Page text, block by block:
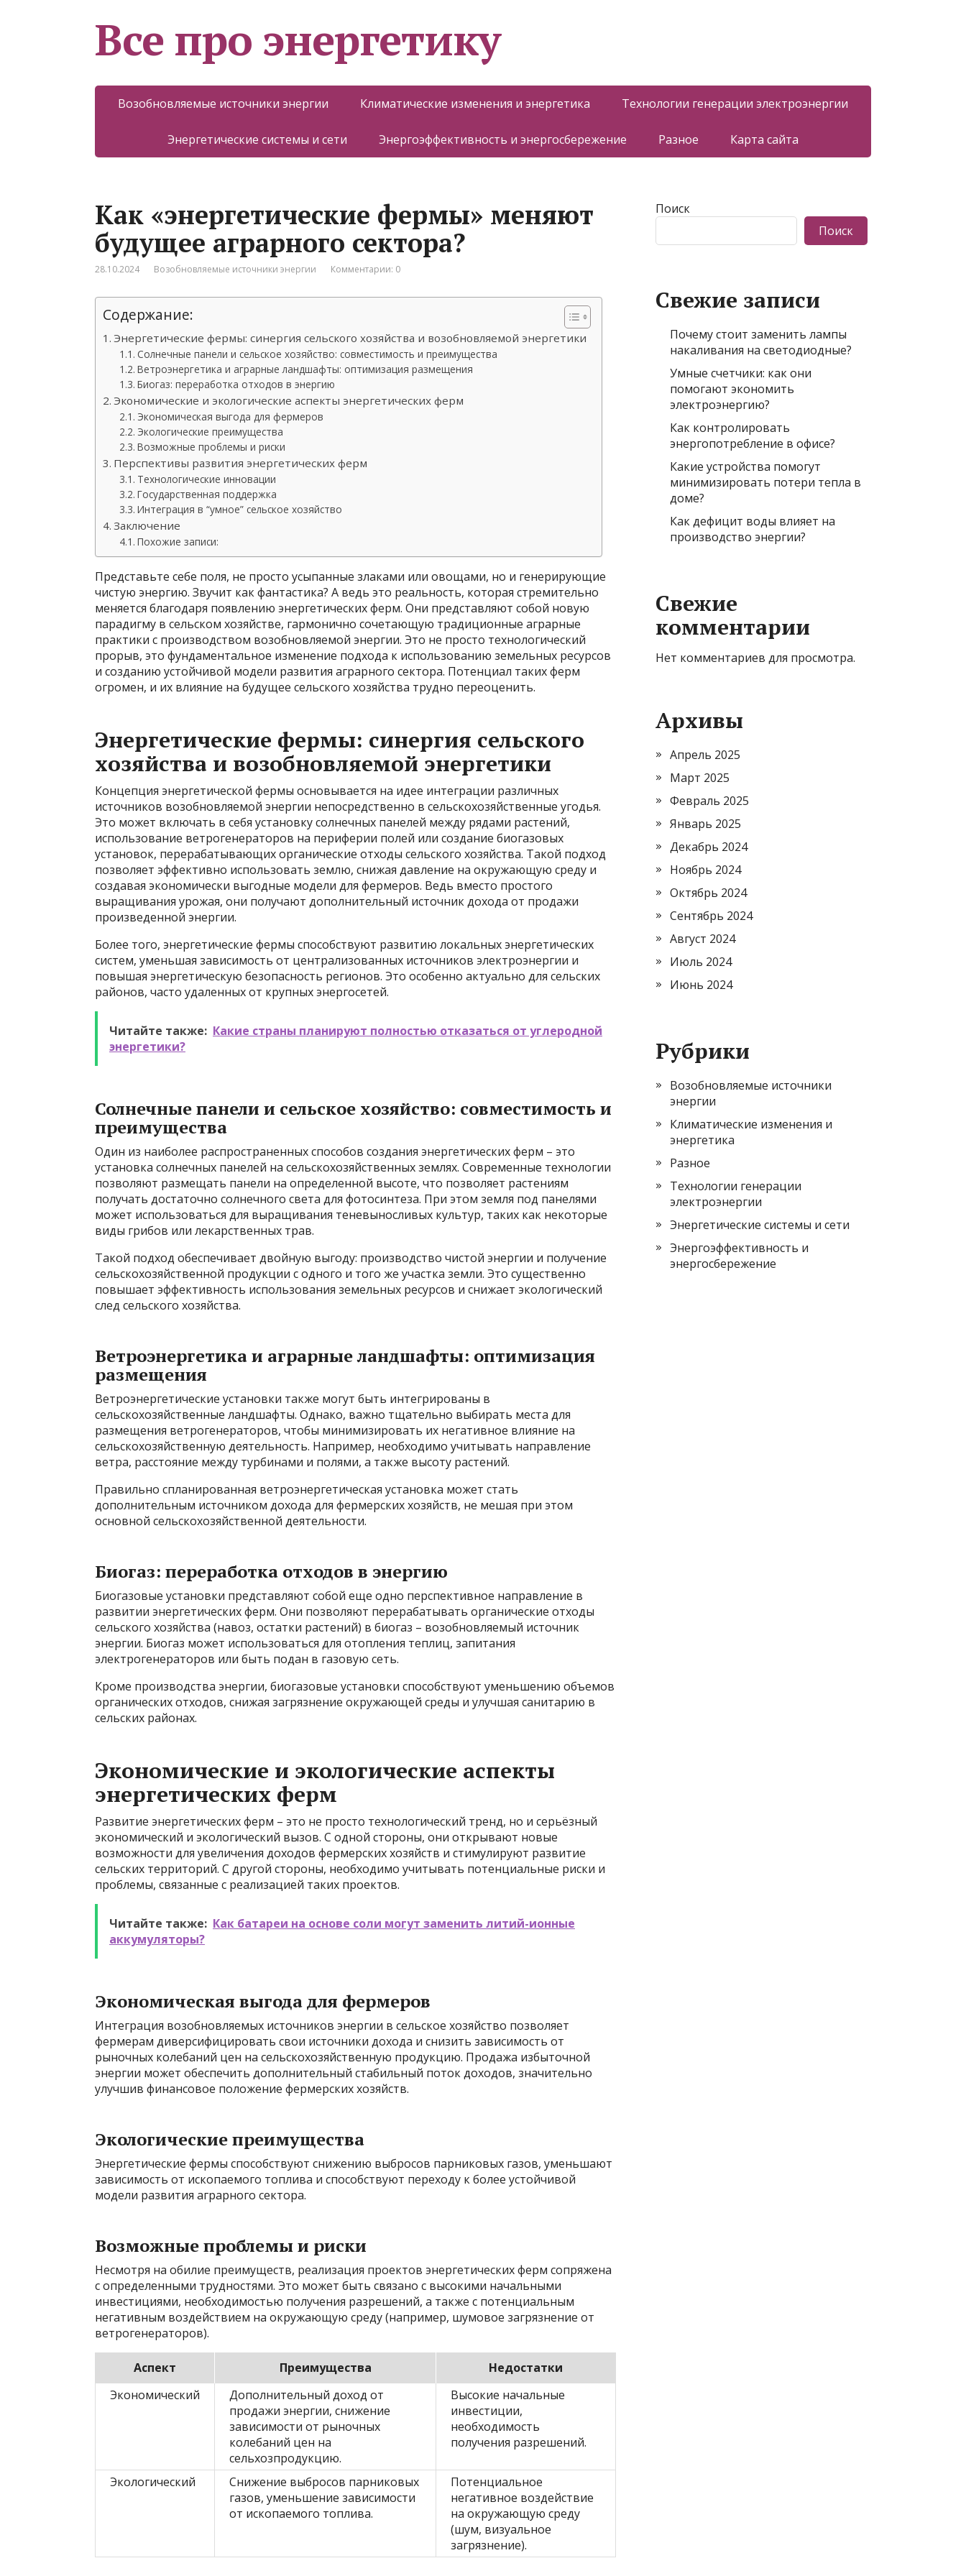
Все про энергетику
Возобновляемые источники энергии Климатические изменения и энергетика Технологии генерации электроэнергии
Энергетические системы и сети Энергоэффективность и энергосбережение Разное Карта сайта
Как «энергетические фермы» меняют
будущее аграрного сектора?
28.10.2024 Возобновляемые источники энергии Комментарии: 0
Содержание:
Энергетические фермы: синергия сельского хозяйства и возобновляемой энергетики
Солнечные панели и сельское хозяйство: совместимость и преимущества
Ветроэнергетика и аграрные ландшафты: оптимизация размещения
Биогаз: переработка отходов в энергию
Экономические и экологические аспекты энергетических ферм
Экономическая выгода для фермеров
Экологические преимущества
Возможные проблемы и риски
Перспективы развития энергетических ферм
Технологические инновации
Государственная поддержка
Интеграция в “умное” сельское хозяйство
Заключение
Похожие записи:
Представьте себе поля, не просто усыпанные злаками или овощами, но и генерирующие
чистую энергию. Звучит как фантастика? А ведь это реальность, которая стремительно
меняется благодаря появлению энергетических ферм. Они представляют собой новую
парадигму в сельском хозяйстве, гармонично сочетающую традиционные аграрные
практики с производством возобновляемой энергии. Это не просто технологический
прорыв, это фундаментальное изменение подхода к использованию земельных ресурсов
и созданию устойчивой модели развития аграрного сектора. Потенциал таких ферм
огромен, и их влияние на будущее сельского хозяйства трудно переоценить.
Энергетические фермы: синергия сельского
хозяйства и возобновляемой энергетики
Концепция энергетической фермы основывается на идее интеграции различных
источников возобновляемой энергии непосредственно в сельскохозяйственные угодья.
Это может включать в себя установку солнечных панелей между рядами растений,
использование ветрогенераторов на периферии полей или создание биогазовых
установок, перерабатывающих органические отходы сельского хозяйства. Такой подход
позволяет эффективно использовать землю, снижая давление на окружающую среду и
создавая экономически выгодные модели для фермеров. Ведь вместо простого
выращивания урожая, они получают дополнительный источник дохода от продажи
произведенной энергии.
Более того, энергетические фермы способствуют развитию локальных энергетических
систем, уменьшая зависимость от централизованных источников электроэнергии и
повышая энергетическую безопасность регионов. Это особенно актуально для сельских
районов, часто удаленных от крупных энергосетей.
Читайте также: Какие страны планируют полностью отказаться от углеродной
энергетики?
Солнечные панели и сельское хозяйство: совместимость и
преимущества
Один из наиболее распространенных способов создания энергетических ферм – это
установка солнечных панелей на сельскохозяйственных землях. Современные технологии
позволяют размещать панели на определенной высоте, что позволяет растениям
получать достаточно солнечного света для фотосинтеза. При этом земля под панелями
может использоваться для выращивания теневыносливых культур, таких как некоторые
виды грибов или лекарственных трав.
Такой подход обеспечивает двойную выгоду: производство чистой энергии и получение
сельскохозяйственной продукции с одного и того же участка земли. Это существенно
повышает эффективность использования земельных ресурсов и снижает экологический
след сельского хозяйства.
Ветроэнергетика и аграрные ландшафты: оптимизация
размещения
Ветроэнергетические установки также могут быть интегрированы в
сельскохозяйственные ландшафты. Однако, важно тщательно выбирать места для
размещения ветрогенераторов, чтобы минимизировать их негативное влияние на
сельскохозяйственную деятельность. Например, необходимо учитывать направление
ветра, расстояние между турбинами и полями, а также высоту растений.
Правильно спланированная ветроэнергетическая установка может стать
дополнительным источником дохода для фермерских хозяйств, не мешая при этом
основной сельскохозяйственной деятельности.
Биогаз: переработка отходов в энергию
Биогазовые установки представляют собой еще одно перспективное направление в
развитии энергетических ферм. Они позволяют перерабатывать органические отходы
сельского хозяйства (навоз, остатки растений) в биогаз – возобновляемый источник
энергии. Биогаз может использоваться для отопления теплиц, запитания
электрогенераторов или быть подан в газовую сеть.
Кроме производства энергии, биогазовые установки способствуют уменьшению объемов
органических отходов, снижая загрязнение окружающей среды и улучшая санитарию в
сельских районах.
Экономические и экологические аспекты
энергетических ферм
Развитие энергетических ферм – это не просто технологический тренд, но и серьёзный
экономический и экологический вызов. С одной стороны, они открывают новые
возможности для увеличения доходов фермерских хозяйств и стимулируют развитие
сельских территорий. С другой стороны, необходимо учитывать потенциальные риски и
проблемы, связанные с реализацией таких проектов.
Читайте также: Как батареи на основе соли могут заменить литий-ионные
аккумуляторы?
Экономическая выгода для фермеров
Интеграция возобновляемых источников энергии в сельское хозяйство позволяет
фермерам диверсифицировать свои источники дохода и снизить зависимость от
рыночных колебаний цен на сельскохозяйственную продукцию. Продажа избыточной
энергии может обеспечить дополнительный стабильный поток доходов, значительно
улучшив финансовое положение фермерских хозяйств.
Экологические преимущества
Энергетические фермы способствуют снижению выбросов парниковых газов, уменьшают
зависимость от ископаемого топлива и способствуют переходу к более устойчивой
модели развития аграрного сектора.
Возможные проблемы и риски
Несмотря на обилие преимуществ, реализация проектов энергетических ферм сопряжена
с определенными трудностями. Это может быть связано с высокими начальными
инвестициями, необходимостью получения разрешений, а также с потенциальным
негативным воздействием на окружающую среду (например, шумовое загрязнение от
ветрогенераторов).
Аспект Преимущества
Недостатки
Экономический
Дополнительный доход от
продажи энергии, снижение
зависимости от рыночных
колебаний цен на
сельхозпродукцию.
Высокие начальные
инвестиции,
необходимость
получения разрешений.
Экологический
Снижение выбросов парниковых
газов, уменьшение зависимости
от ископаемого топлива.
Потенциальное
негативное воздействие
на окружающую среду
(шум, визуальное
загрязнение).
Поиск
Поиск
Свежие записи
Почему стоит заменить лампы
накаливания на светодиодные?
Умные счетчики: как они
помогают экономить
электроэнергию?
Как контролировать
энергопотребление в офисе?
Какие устройства помогут
минимизировать потери тепла в
доме?
Как дефицит воды влияет на
производство энергии?
Свежие
комментарии
Нет комментариев для просмотра.
Архивы
Апрель 2025
Март 2025
Февраль 2025
Январь 2025
Декабрь 2024
Ноябрь 2024
Октябрь 2024
Сентябрь 2024
Август 2024
Июль 2024
Июнь 2024
Рубрики
Возобновляемые источники
энергии
Климатические изменения и
энергетика
Разное
Технологии генерации
электроэнергии
Энергетические системы и сети
Энергоэффективность и
энергосбережение